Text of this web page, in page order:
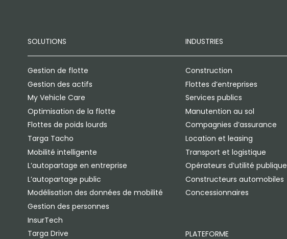
SOLUTIONS
Gestion de flotte
Gestion des actifs
My Vehicle Care
Optimisation de la flotte
Flottes de poids lourds
Targa Tacho
Mobilité intelligente
L’autopartage en entreprise
L’autopartage public
Modélisation des données de mobilité
Gestion des personnes
InsurTech
Targa Drive
INDUSTRIES
Construction
Flottes d’entreprises
Services publics
Manutention au sol
Compagnies d’assurance
Location et leasing
Transport et logistique
Opérateurs d’utilité publique
Constructeurs automobiles
Concessionnaires
PLATEFORME